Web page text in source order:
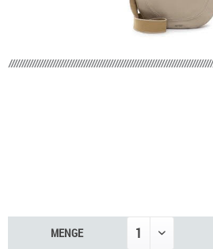
MENGE